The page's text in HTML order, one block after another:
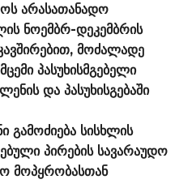
არასათანადო
ნოემბრ-დეკემბრის
მოძალადე
პასუხისმგებელი
და პასუხისგებაში
გამოძიება სისხლის
პირების სავარაუდო
მოპყრობასთან